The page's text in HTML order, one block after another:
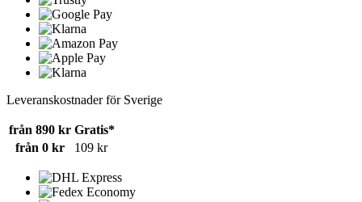
Leveranskostnader för Sverige
från 890 kr Gratis*
från 0 kr
109 kr